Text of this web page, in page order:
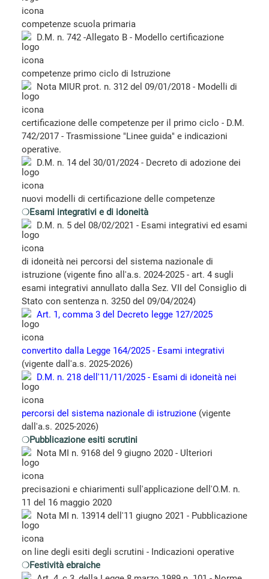
competenze scuola primaria
D.M. n. 742 -Allegato B - Modello certificazione
competenze primo ciclo di Istruzione
Nota MIUR prot. n. 312 del 09/01/2018 - Modelli di
certificazione delle competenze per il primo ciclo - D.M.
742/2017 - Trasmissione "Linee guida" e indicazioni
operative.
D.M. n. 14 del 30/01/2024 - Decreto di adozione dei
nuovi modelli di certificazione delle competenze
❍Esami integrativi e di idoneità
D.M. n. 5 del 08/02/2021 - Esami integrativi ed esami
di idoneità nei percorsi del sistema nazionale di
istruzione (vigente fino all'a.s. 2024-2025 - art. 4 sugli
esami integrativi annullato dalla Sez. VII del Consiglio di
Stato con sentenza n. 3250 del 09/04/2024)
Art. 1, comma 3 del Decreto legge 127/2025
convertito dalla Legge 164/2025 - Esami integrativi
(vigente dall'a.s. 2025-2026)
D.M. n. 218 dell'11/11/2025 - Esami di idoneità nei
percorsi del sistema nazionale di istruzione (vigente
dall'a.s. 2025-2026)
❍Pubblicazione esiti scrutini
Nota MI n. 9168 del 9 giugno 2020 - Ulteriori
precisazioni e chiarimenti sull'applicazione dell'O.M. n.
11 del 16 maggio 2020
Nota MI n. 13914 dell'11 giugno 2021 - Pubblicazione
on line degli esiti degli scrutini - Indicazioni operative
❍Festività ebraiche